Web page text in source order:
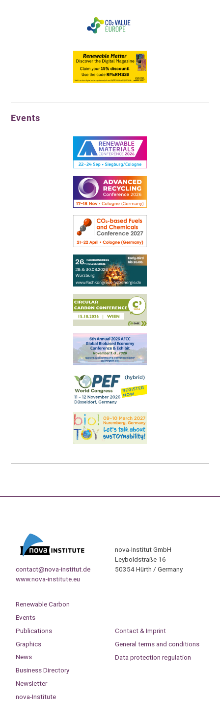
Events
contact@nova-institut.de
www.nova-institute.eu
nova-Institut GmbH
Leyboldstraße 16
50354 Hürth / Germany
Renewable Carbon
Events
Publications
Graphics
News
Business Directory
Newsletter
nova-Institute
Contact & Imprint
General terms and conditions
Data protection regulation